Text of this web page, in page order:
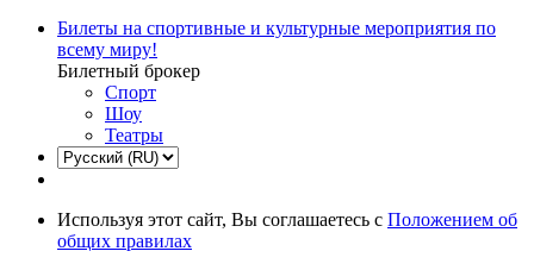
Билеты на спортивные и культурные мероприятия по
всему миру!
Билетный брокер
Спорт
Шоу
Театры
Используя этот сайт, Вы соглашаетесь с Положением об
общих правилах